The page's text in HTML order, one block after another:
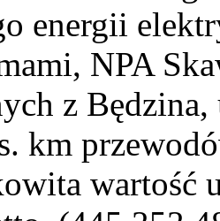
energii
NPA
z
km